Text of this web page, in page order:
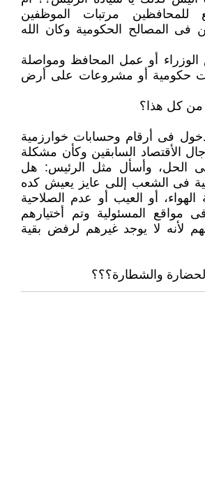
للمحافظين مرتبات الموظفين
فى المصالح الحكومية وكان الله
أو عمل المحافظ ومواصلة
حكومية أو مشروعات على أرض
من كل هذا؟
فى أرقام وحسابات خوارزمية
الأقتصاد السابقين وكأن مشكلة
الحل، وأسأل مثل الرئيس: هل
فى الشعب إللى عايز يعيش كده
أو العيب ‏أو عدم الصلاحية
المسئولية وتم أختيارهم
لأنه لا يوجد غيرهم لرفض بقية
والشطارة؟؟؟